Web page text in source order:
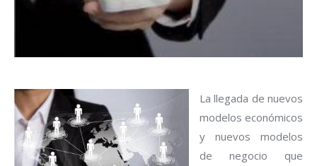
La llegada de nuevos
modelos económicos
y nuevos modelos
de negocio que